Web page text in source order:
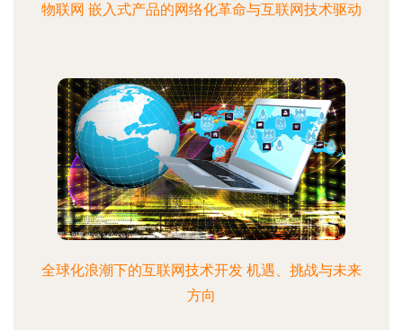
物联网 嵌入式产品的网络化革命与互联网技术驱动
全球化浪潮下的互联网技术开发 机遇、挑战与未来
方向